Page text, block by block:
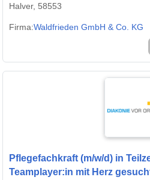
Halver, 58553
Firma:Waldfrieden GmbH & Co. KG
Pflegefachkraft (m/w/d) in
Teamplayer:in mit Herz